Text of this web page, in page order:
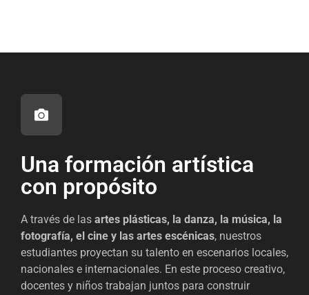
Una formación artística
con propósito
A través de las artes plásticas, la danza, la música, la
fotografía, el cine y las artes escénicas, nuestros
estudiantes proyectan su talento en escenarios locales,
nacionales e internacionales. En este proceso creativo,
docentes y niños trabajan juntos para construir